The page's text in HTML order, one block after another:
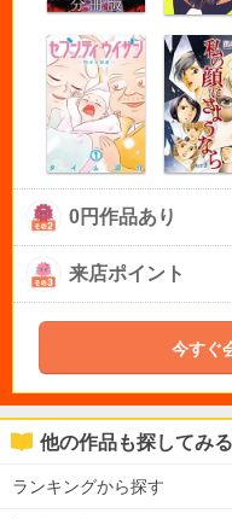
0円作品あり
来店ポイント
今すぐ
他の作品も探してみる
ランキングから探す